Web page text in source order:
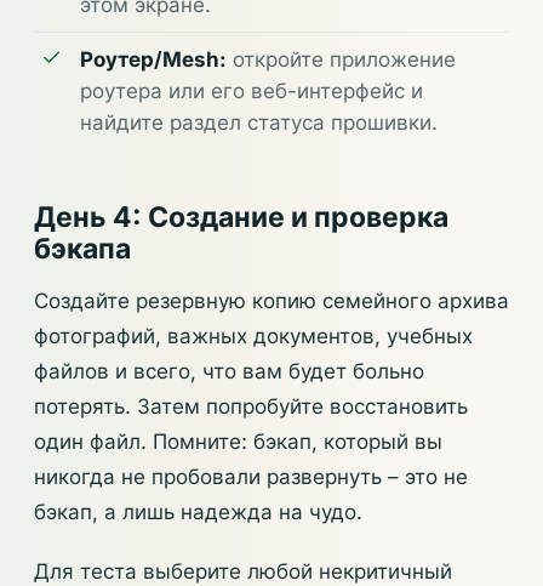
этом экране.
Роутер/Mesh: откройте приложение
роутера или его веб-интерфейс и
найдите раздел статуса прошивки.
День 4: Создание и проверка
бэкапа
Создайте резервную копию семейного архива
фотографий, важных документов, учебных
файлов и всего, что вам будет больно
потерять. Затем попробуйте восстановить
один файл. Помните: бэкап, который вы
никогда не пробовали развернуть – это не
бэкап, а лишь надежда на чудо.
Для теста выберите любой некритичный